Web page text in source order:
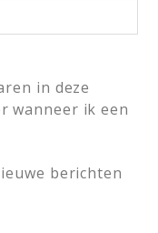
in deze
wanneer ik een
berichten